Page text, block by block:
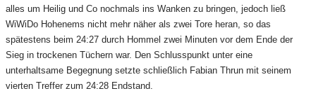
alles um Heilig und Co nochmals ins Wanken zu bringen, jedoch ließ
WiWiDo Hohenems nicht mehr näher als zwei Tore heran, so das
spätestens beim 24:27 durch Hommel zwei Minuten vor dem Ende der
Sieg in trockenen Tüchern war. Den Schlusspunkt unter eine
unterhaltsame Begegnung setzte schließlich Fabian Thrun mit seinem
vierten Treffer zum 24:28 Endstand.